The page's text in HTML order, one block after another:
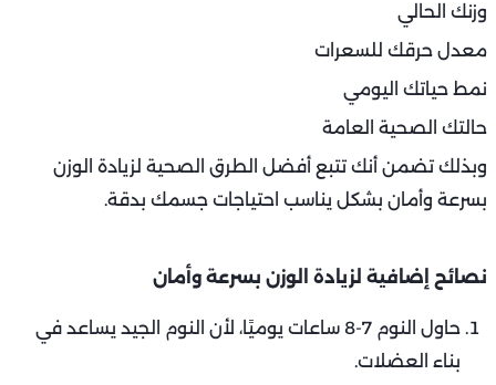
وزنك الحالي
معدل حرقك للسعرات
نمط حياتك اليومي
حالتك الصحية العامة
وبذلك تضمن أنك تتبع أفضل الطرق الصحية لزيادة الوزن
بسرعة وأمان بشكل يناسب احتياجات جسمك بدقة.
نصائح إضافية لزيادة الوزن بسرعة وأمان
حاول النوم 7-8 ساعات يوميًا، لأن النوم الجيد يساعد في
بناء العضلات.